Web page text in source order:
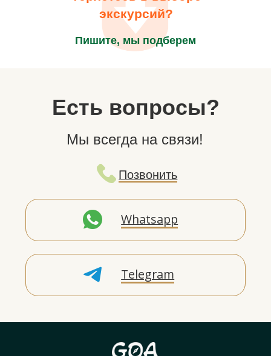
экскурсий?
Пишите, мы подберем